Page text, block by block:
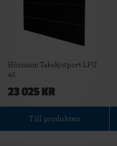
Hörmann Takskjutport LPU
42
23 025 KR
Till produkten